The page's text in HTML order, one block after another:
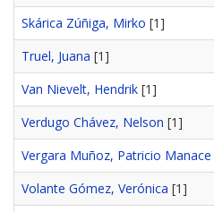
Skárica Zúñiga, Mirko [1]
Truel, Juana [1]
Van Nievelt, Hendrik [1]
Verdugo Chávez, Nelson [1]
Vergara Muñoz, Patricio Manace
Volante Gómez, Verónica [1]